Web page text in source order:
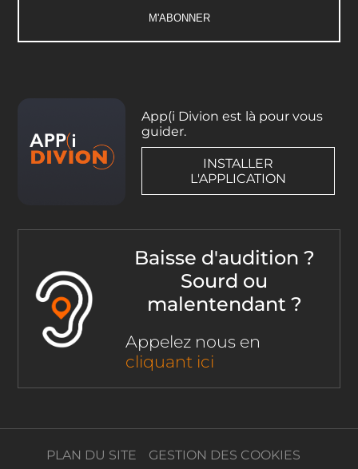
App(i Divion est là pour vous
guider.
INSTALLER
L'APPLICATION
Baisse d'audition ?
Sourd ou
malentendant ?
Appelez nous en
cliquant ici
PLAN DU SITE GESTION DES COOKIES